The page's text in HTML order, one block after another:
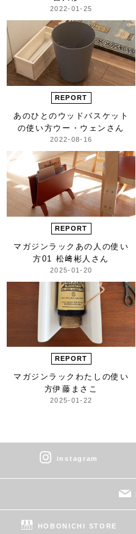
2022-01-25
REPORT
あのひとのウッドバスケット
の使い方ウー・ウェンさん
2022-08-16
REPORT
マガジンラック あの人の使い
方01 松﨑彬人さん
2025-01-20
REPORT
マガジンラック わたしの使い
方伊藤まさこ
2025-01-22
instagram
HOBONICHI STORE